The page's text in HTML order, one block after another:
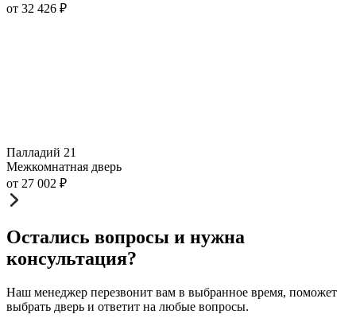
от 32 426 ₽
Палладий 21
Межкомнатная дверь
от 27 002 ₽
Остались вопросы и нужна
консультация?
Наш менеджер перезвонит вам в выбранное время, поможет
выбрать дверь и ответит на любые вопросы.